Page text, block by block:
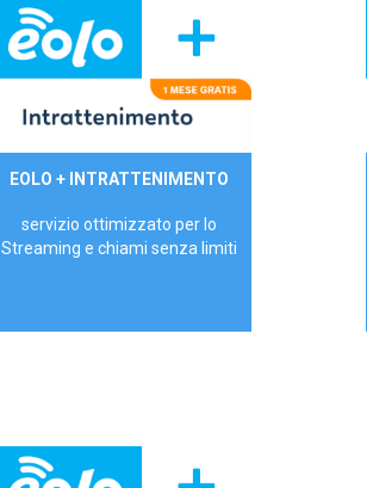
29,90€/mese
EOLO + INTRATTENIMENTO
servizio ottimizzato per lo
Streaming e chiami senza limiti